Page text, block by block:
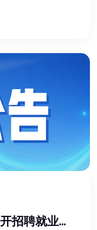
浑源县2026年公益性岗位公开招聘就业困难高校毕业生公告